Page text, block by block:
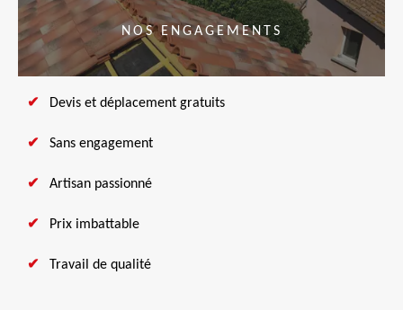
NOS ENGAGEMENTS
Devis et déplacement gratuits
Sans engagement
Artisan passionné
Prix imbattable
Travail de qualité